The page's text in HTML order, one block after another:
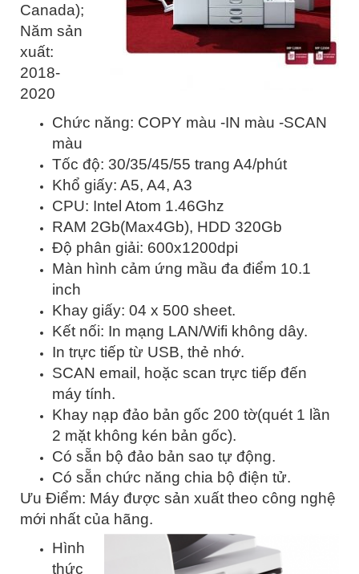
Canada);
Năm sản
xuất:
2018-
2020
Chức năng: COPY màu -IN màu -SCAN
màu
Tốc độ: 30/35/45/55 trang A4/phút
Khổ giấy: A5, A4, A3
CPU: Intel Atom 1.46Ghz
RAM 2Gb(Max4Gb), HDD 320Gb
Độ phân giải: 600x1200dpi
Màn hình cảm ứng mầu đa điểm 10.1
inch
Khay giấy: 04 x 500 sheet.
Kết nối: In mạng LAN/Wifi không dây.
In trực tiếp từ USB, thẻ nhớ.
SCAN email, hoặc scan trực tiếp đến
máy tính.
Khay nạp đảo bản gốc 200 tờ(quét 1 lần
2 mặt không kén bản gốc).
Có sẵn bộ đảo bản sao tự động.
Có sẵn chức năng chia bộ điện tử.
Ưu Điểm: Máy được sản xuất theo công nghệ
mới nhất của hãng.
Hình
thức